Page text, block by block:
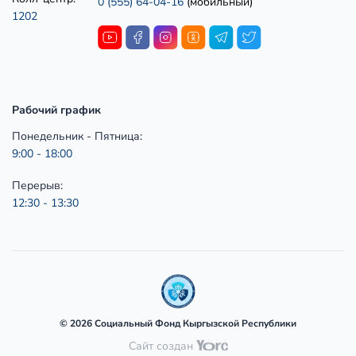
1202
Рабочий график
Понедельник - Пятница:
9:00 - 18:00
Перерыв:
12:30 - 13:30
© 2026 Социальный Фонд Кыргызской Республики
Сайт создан